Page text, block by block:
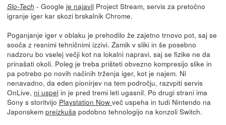
Slo-Tech - Google je najavil Project Stream, servis za pretočno
igranje iger kar skozi brskalnik Chrome.
Poganjanje iger v oblaku je prehodilo že zajetno trnovo pot, saj se
sooča z resnimi tehničnimi izzivi. Zamik v sliki in še posebno
nadzoru bo vselej večji kot na lokalni napravi, saj se fizike ne da
prinašati okoli. Poleg je treba prišteti obvezno kompresijo slike in
pa potrebo po novih načinih trženja iger, kot je najem. Ni
nenavadno, da eden pionirjev na tem področju, razvpiti servis
OnLive, ni uspel in je pred tremi leti ugasnil. Po drugi strani ima
Sony s storitvijo Playstation Now več uspeha in tudi Nintendo na
Japonskem preizkušapodobno tehnologijo na konzoli Switch.